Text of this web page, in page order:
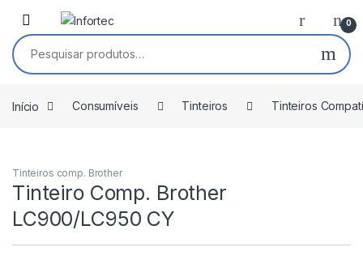
Saltar para navegação
Pular para o conteúdo
0
Pesquisar por:
Início Consumíveis Tinteiros Tinteiros
Tinteiros comp. Brother
Tinteiro Comp. Brother
LC900/LC950 CY